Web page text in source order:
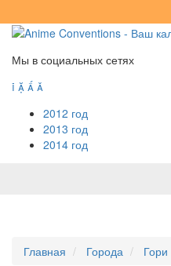
Мы в социальных сетях
   
2012 год
2013 год
2014 год
Главная Города Гори